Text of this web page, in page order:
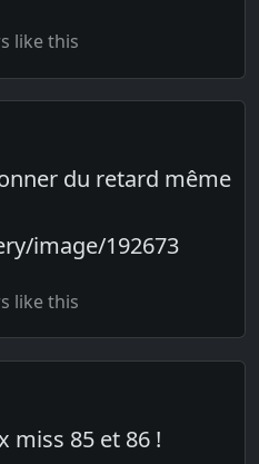
like this
du retard même
image/192673
like this
miss 85 et 86 !